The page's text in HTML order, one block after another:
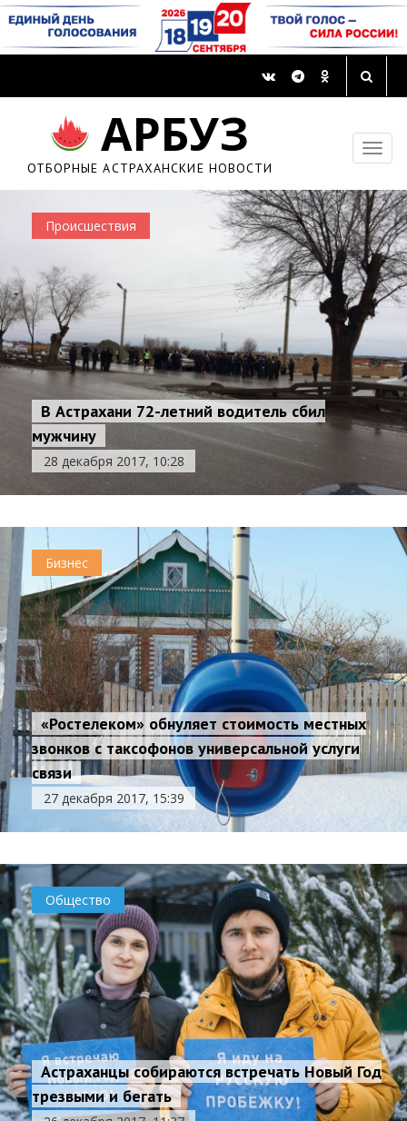
АРБУЗ
ОТБОРНЫЕ АСТРАХАНСКИЕ НОВОСТИ
Происшествия
В Астрахани 72-летний водитель сбил
мужчину
28 декабря 2017, 10:28
Бизнес
«Ростелеком» обнуляет стоимость местных
звонков с таксофонов универсальной услуги
связи
27 декабря 2017, 15:39
Общество
Астраханцы собираются встречать Новый Год
трезвыми и бегать